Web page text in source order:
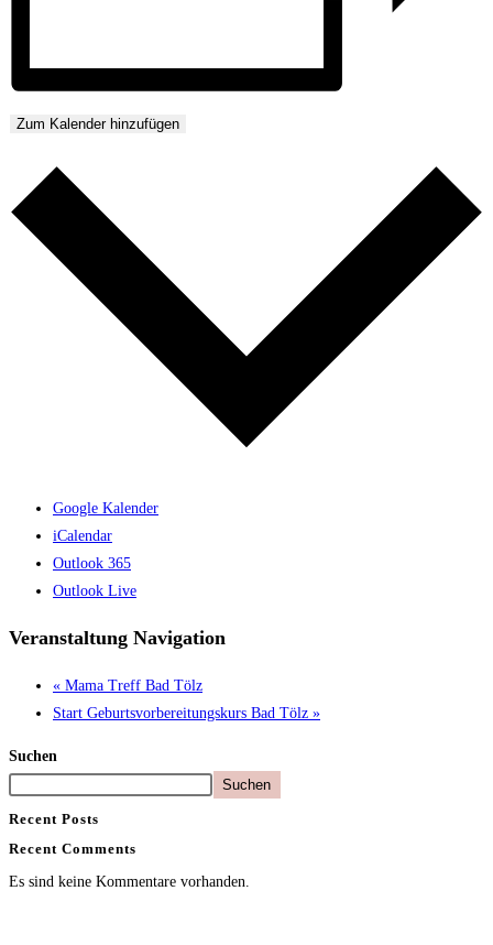
Zum Kalender hinzufügen
Google Kalender
iCalendar
Outlook 365
Outlook Live
Veranstaltung Navigation
« Mama Treff Bad Tölz
Start Geburtsvorbereitungskurs Bad Tölz »
Suchen
Suchen
Recent Posts
Recent Comments
Es sind keine Kommentare vorhanden.